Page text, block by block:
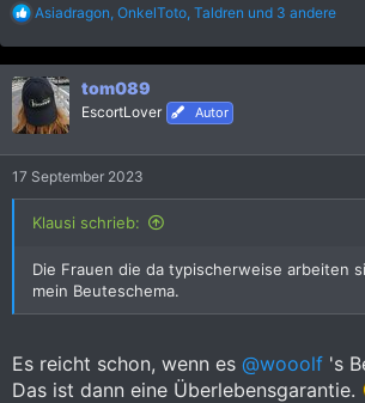
R
a
k
t
i
o
n
:
Asiadragon OnkelToto Taldren und 3 andere
tom089
EscortLover Autor
17 September 2023
Klausi schrieb:
Die Frauen die da typischerweise arbeiten
mein Beuteschema.
Es reicht schon, wenn es @wooolf 's
Das ist dann eine Überlebensgarantie.